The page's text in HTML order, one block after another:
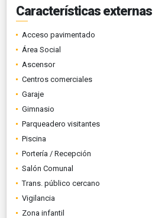
Características externas
Acceso pavimentado
Área Social
Ascensor
Centros comerciales
Garaje
Gimnasio
Parqueadero visitantes
Piscina
Portería / Recepción
Salón Comunal
Trans. público cercano
Vigilancia
Zona infantil